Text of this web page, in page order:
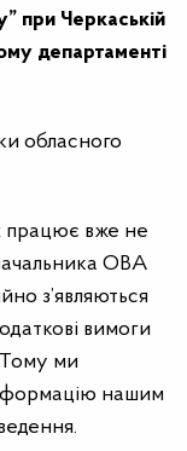
при Черкаській
департаменті
обласного
працює вже не
ОВА
з’являються
вимоги
ми
нашим